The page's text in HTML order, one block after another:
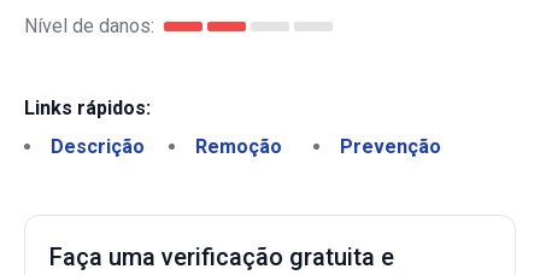
Nível de danos:
Links rápidos:
Descrição
Remoção Prevenção
Faça uma verificação gratuita e